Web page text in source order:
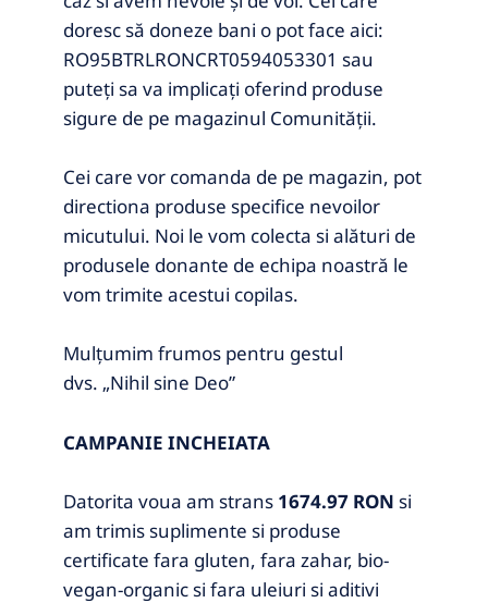
doresc să doneze bani o pot face aici:
RO95BTRLRONCRT0594053301 sau
puteți sa va implicați oferind produse
sigure de pe magazinul Comunității.
Cei care vor comanda de pe magazin, pot
directiona produse specifice nevoilor
micutului. Noi le vom colecta si alături de
produsele donante de echipa noastră le
vom trimite acestui copilas.
Mulțumim frumos pentru gestul
dvs. „Nihil sine Deo”
CAMPANIE INCHEIATA
Datorita voua am strans 1674.97 RON si
am trimis suplimente si produse
certificate fara gluten, fara zahar, bio-
vegan-organic si fara uleiuri si aditivi